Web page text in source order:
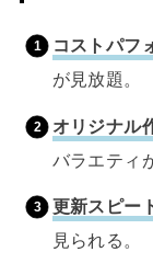
コストパフ
が見放題。
オリジナル
バラエティ
更新スピー
見られる。